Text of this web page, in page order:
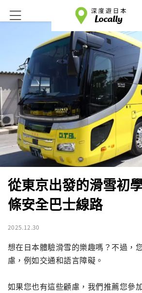
從東京出發的滑雪初
條安全巴士線路
2025.12.30
想在日本體驗滑雪的樂趣嗎？不過，
慮，例如交通和語言障礙。
如果您也有這些顧慮，我們推薦您參